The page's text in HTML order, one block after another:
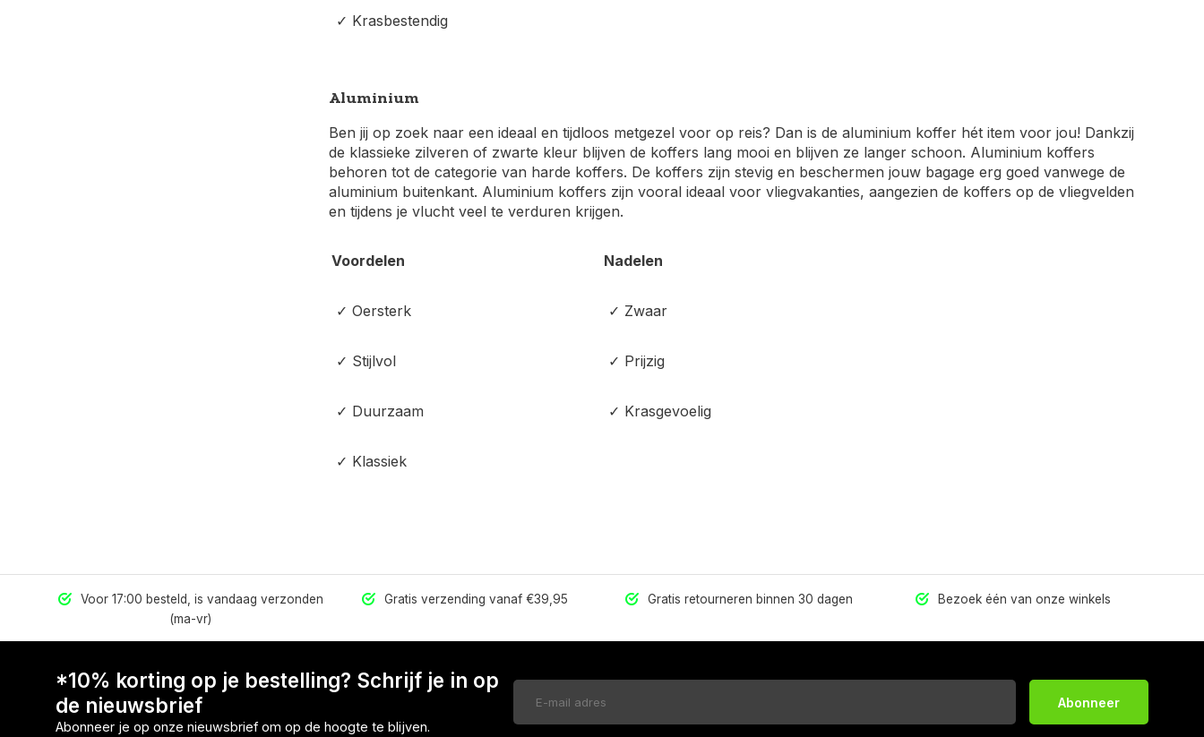
✓ Krasbestendig
Aluminium
Ben jij op zoek naar een ideaal en tijdloos metgezel voor op reis? Dan is de aluminium koffer hét item voor jou! Dankzij
de klassieke zilveren of zwarte kleur blijven de koffers lang mooi en blijven ze langer schoon. Aluminium koffers
behoren tot de categorie van harde koffers. De koffers zijn stevig en beschermen jouw bagage erg goed vanwege de
aluminium buitenkant. Aluminium koffers zijn vooral ideaal voor vliegvakanties, aangezien de koffers op de vliegvelden
en tijdens je vlucht veel te verduren krijgen.
Voordelen Nadelen
✓ Oersterk ✓ Zwaar
✓ Stijlvol ✓ Prijzig
✓ Duurzaam ✓ Krasgevoelig
✓ Klassiek
Voor 17:00 besteld, is vandaag verzonden
(ma-vr)
Gratis verzending vanaf €39,95 Gratis retourneren binnen 30 dagen Bezoek één van onze winkels
*10% korting op je bestelling? Schrijf je in op
de nieuwsbrief
Abonneer je op onze nieuwsbrief om op de hoogte te blijven.
Abonneer